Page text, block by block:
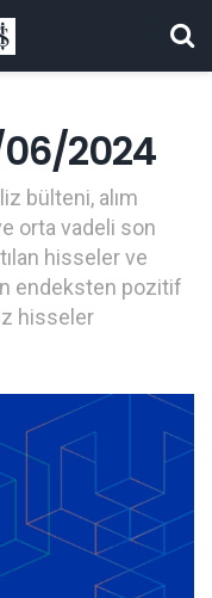
2024
bülteni, alım
orta vadeli son
hisseler ve
endeksten pozitif
hisseler